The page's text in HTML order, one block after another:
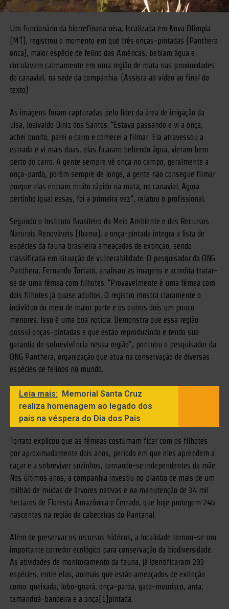
Um funcionário da biorrefinaria uisa, localizada em Nova Olímpia
(MT), registrou o momento em que três onças-pintadas (Panthera
onca), maior espécie de felino das Américas, bebiam água e
circulavam calmamente em uma região de mata nas proximidades
do canavial, na sede da companhia. (Assista ao vídeo ao final do
texto)
As imagens foram capturadas pelo líder da área de irrigação da
uisa, Josivaldo Diniz dos Santos. “Estava passando e vi a onça,
achei bonito, parei o carro e comecei a filmar. Ela atravessou a
estrada e vi mais duas, elas ficaram bebendo água, vieram bem
perto do carro. A gente sempre vê onça no campo, geralmente a
onça-parda, porém sempre de longe, a gente não consegue filmar
porque elas entram muito rápido na mata, no canavial. Agora
pertinho igual essas, foi a primeira vez”, relatou o profissional.
Segundo o Instituto Brasileiro do Meio Ambiente e dos Recursos
Naturais Renováveis (Ibama), a onça-pintada integra a lista de
espécies da fauna brasileira ameaçadas de extinção, sendo
classificada em situação de vulnerabilidade. O pesquisador da ONG
Panthera, Fernando Tortato, analisou as imagens e acredita tratar-
se de uma fêmea com filhotes. “Provavelmente é uma fêmea com
dois filhotes já quase adultos. O registro mostra claramente o
indivíduo do meio de maior porte e os outros dois um pouco
menores. Isso é uma boa notícia. Demonstra que essa região
possui onças-pintadas e que estão reproduzindo e tendo sua
garantia de sobrevivência nessa região”, pontuou o pesquisador da
ONG Panthera, organização que atua na conservação de diversas
espécies de felinos no mundo.
Leia mais:
Memorial Santa Cruz
realiza homenagem ao legado dos
pais na véspera do Dia dos Pais
Tortato explicou que as fêmeas costumam ficar com os filhotes
por aproximadamente dois anos, período em que eles aprendem a
caçar e a sobreviver sozinhos, tornando-se independentes da mãe.
Nos últimos anos, a companhia investiu no plantio de mais de um
milhão de mudas de árvores nativas e na manutenção de 34 mil
hectares de Floresta Amazônica e Cerrado, que hoje protegem 246
nascentes na região de cabeceiras do Pantanal.
Além de preservar os recursos hídricos, a localidade tornou-se um
importante corredor ecológico para conservação da biodiversidade.
As atividades de monitoramento da fauna, já identificaram 283
espécies, entre elas, animais que estão ameaçados de extinção
como: queixada, lobo-guará, onça-parda, gato-mourisco, anta,
tamanduá-bandeira e a onça[1]pintada.